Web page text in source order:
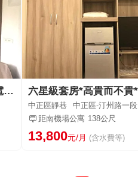
中正區｜2房2衛｜冷氣3台電梯全配｜雙捷運近台師大｜可租補
中正區靜巷 中正區-汀州路一段
距南機場公寓 138公尺
13,800元/月 (含水費等)